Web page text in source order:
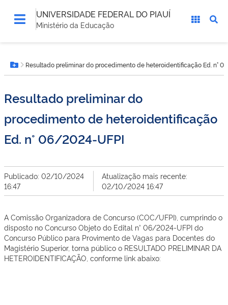
UNIVERSIDADE FEDERAL DO PIAUÍ
Ministério da Educação
está
aqui:Botão Menu
Resultado preliminar do procedimento de heteroidentificação Ed. n°
Resultado preliminar do
procedimento de heteroidentificação
Ed. n° 06/2024-UFPI
Publicado: 02/10/2024
16:47
Atualização mais recente:
02/10/2024 16:47
A Comissão Organizadora de Concurso (COC/UFPI), cumprindo o
disposto no Concurso Objeto do Edital n° 06/2024-UFPI do
Concurso Público para Provimento de Vagas para Docentes do
Magistério Superior, torna público o RESULTADO PRELIMINAR DA
HETEROIDENTIFICAÇÃO, conforme link abaixo: